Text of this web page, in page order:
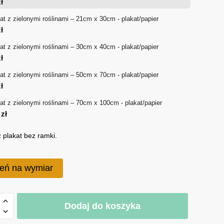
18 zł
z zielonymi roślinami – 21cm x 30cm - plakat/papier
z zielonymi roślinami – 30cm x 40cm - plakat/papier
z zielonymi roślinami – 50cm x 70cm - plakat/papier
z zielonymi roślinami – 70cm x 100cm - plakat/papier
zł
plakat bez ramki.
na wymiar
Dodaj do koszyka